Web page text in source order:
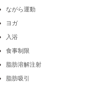
ながら運動
ヨガ
入浴
食事制限
脂肪溶解注射
脂肪吸引